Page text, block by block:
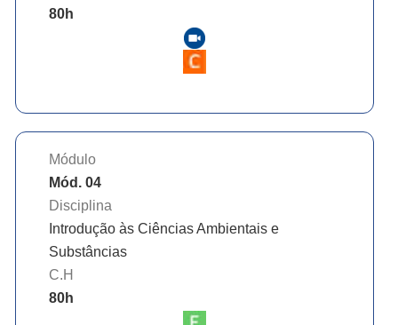
80h
Módulo
Mód. 04
Disciplina
Introdução às Ciências Ambientais e
Substâncias
C.H
80h